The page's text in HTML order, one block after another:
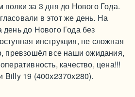
за 3 дня до Нового Года.
в этот же день. На
до Нового Года без
инструкция, не сложная
превзошёл все наши ожидания,
качество, цена!!!
19 (400х2370х280).